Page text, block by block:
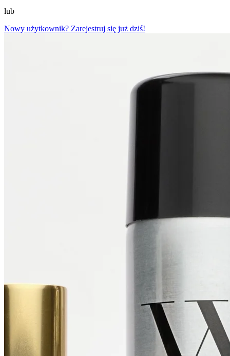
lub
Nowy użytkownik? Zarejestruj się już dziś!